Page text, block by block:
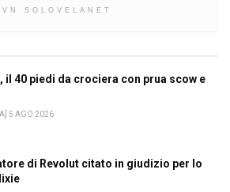
SOLOVELANET
il 40 piedi da crociera con prua scow e
5 AGO 2026
di Revolut citato in giudizio per lo